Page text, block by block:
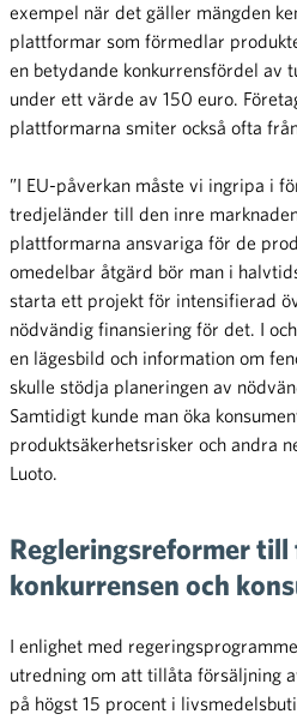
exempel när det gäller mängden
plattformar som förmedlar
en betydande konkurrensfördel av
under ett värde av 150 euro.
plattformarna smiter också ofta
”I EU-påverkan måste vi ingripa i
tredjeländer till den inre
plattformarna ansvariga för de
omedelbar åtgärd bör man i
starta ett projekt för intensifierad
nödvändig finansiering för det. I
en lägesbild och information om
skulle stödja planeringen av
Samtidigt kunde man öka
produktsäkerhetsrisker och andra
Luoto.
Regleringsreformer till
konkurrensen och
I enlighet med
utredning om att tillåta försäljning
på högst 15 procent i